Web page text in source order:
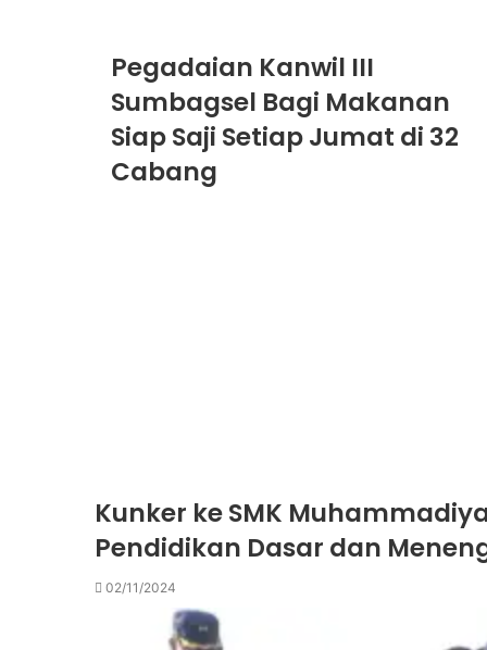
08/06/2026
02/04/2026
23/03/2026
Pegadaian Kanwil III
Sumbagsel Bagi Makanan
Siap Saji Setiap Jumat di 32
Cabang
Kunker ke SMK
Pendidikan Dasar dan
02/11/2024